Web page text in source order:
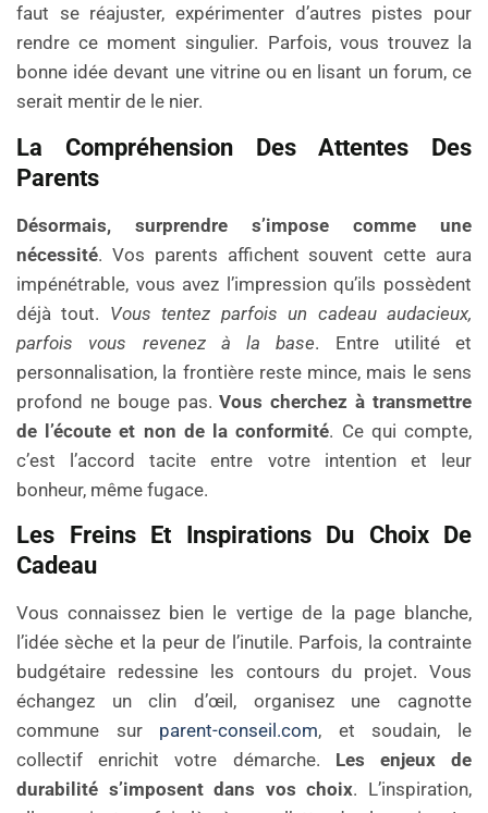
faut se réajuster, expérimenter d’autres pistes pour
rendre ce moment singulier. Parfois, vous trouvez la
bonne idée devant une vitrine ou en lisant un forum, ce
serait mentir de le nier.
La Compréhension Des Attentes Des
Parents
Désormais, surprendre s’impose comme une
nécessité. Vos parents affichent souvent cette aura
impénétrable, vous avez l’impression qu’ils possèdent
déjà tout. Vous tentez parfois un cadeau audacieux,
parfois vous revenez à la base. Entre utilité et
personnalisation, la frontière reste mince, mais le sens
profond ne bouge pas.Vous cherchez à transmettre
de l’écoute et non de la conformité. Ce qui compte,
c’est l’accord tacite entre votre intention et leur
bonheur, même fugace.
Les Freins Et Inspirations Du Choix De
Cadeau
Vous connaissez bien le vertige de la page blanche,
l’idée sèche et la peur de l’inutile. Parfois, la contrainte
budgétaire redessine les contours du projet. Vous
échangez un clin d’œil, organisez une cagnotte
commune sur parent-conseil.com, et soudain, le
collectif enrichit votre démarche. Les enjeux de
durabilité s’imposent dans vos choix. L’inspiration,